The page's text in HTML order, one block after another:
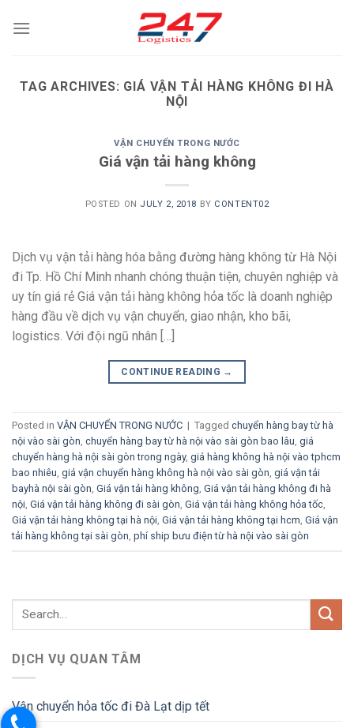
TAG ARCHIVES: GIÁ VẬN TẢI HÀNG KHÔNG ĐI HÀ
NỘI
VẬN CHUYỂN TRONG NƯỚC
Giá vận tải hàng không
POSTED ON JULY 2, 2018 BY CONTENT02
Dịch vụ vận tải hàng hóa bằng đường hàng không từ Hà Nội
đi Tp. Hồ Chí Minh nhanh chóng thuận tiện, chuyên nghiệp và
uy tín giá rẻ Giá vận tải hàng không hỏa tốc là doanh nghiệp
hàng đầu về dịch vụ vận chuyển, giao nhận, kho bãi,
logistics. Với đội ngũ nhân […]
CONTINUE READING →
Posted in VẬN CHUYỂN TRONG NƯỚC | Tagged chuyển hàng bay từ hà
nội vào sài gòn chuyển hàng bay từ hà nội vào sài gòn bao lâu giá
chuyển hàng hà nội sài gòn trong ngày, giá hàng không hà nội vào tphcm
bao nhiêu giá vận chuyển hàng không hà nội vào sài gòn giá vận tải
bayhà nội sài gòn Giá vận tải hàng không Giá vận tải hàng không đi hà
nội Giá vận tải hàng không đi sài gòn Giá vận tải hàng không hỏa tốc
Giá vận tải hàng không tại hà nội Giá vận tải hàng không tại hcm Giá vận
tải hàng không tại sài gòn phí ship bưu điện từ hà nội vào sài gòn
DỊCH VỤ QUAN TÂM
Vận chuyển hỏa tốc đi Đà Lạt dịp tết